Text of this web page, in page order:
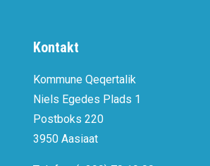
Kontakt
Kommune Qeqertalik
Niels Egedes Plads 1
Postboks 220
3950 Aasiaat